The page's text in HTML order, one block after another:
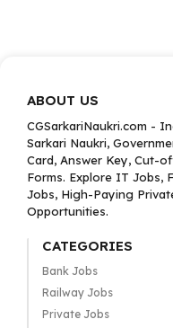
ABOUT US
CGSarkariNaukri.com -
Sarkari Naukri,
Card, Answer Key, Cut-
Forms. Explore IT Jobs,
Jobs, High-Paying
Opportunities.
CATEGORIES
Bank Jobs
Railway Jobs
Private Jobs